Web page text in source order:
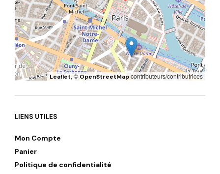
Leaflet, ©OpenStreetMapcontributeurs/contributrices
LIENS UTILES
Mon Compte
Panier
Politique de confidentialité